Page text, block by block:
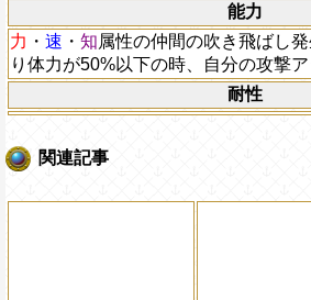
能力
力 ・ 速 ・ 知属性の仲間の吹き飛ばし
り体力が50%以下の時、自分の攻撃
耐性
関連記事